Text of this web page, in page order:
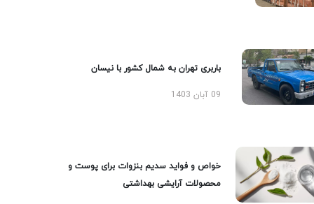
باربری تهران به شمال کشور با نیسان
09 آبان 1403
خواص و فواید سدیم بنزوات برای پوست و
محصولات آرایشی بهداشتی